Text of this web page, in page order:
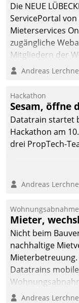
Die NEUE
ServicePortal
Mieterservices
zugängliche
Mitgliedern der
Andreas
Hackathon
Sesam, öffne
Datatrain startet
Hackathon am
drei PropTech-
Andreas
Mieter,
Nicht beim
nachhaltige
Datatrains
Mieter
Andreas